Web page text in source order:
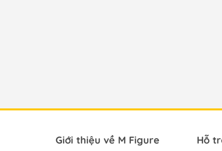
Giới thiệu về M Figure Hỗ